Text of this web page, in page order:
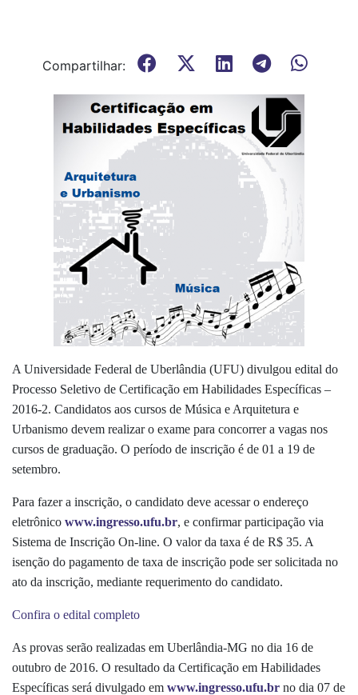
Compartilhar:
A Universidade Federal de Uberlândia (UFU) divulgou edital do
Processo Seletivo de Certificação em Habilidades Específicas –
2016-2. Candidatos aos cursos de Música e Arquitetura e
Urbanismo devem realizar o exame para concorrer a vagas nos
cursos de graduação. O período de inscrição é de 01 a 19 de
setembro.
Para fazer a inscrição, o candidato deve acessar o endereço
eletrônico www.ingresso.ufu.br, e confirmar participação via
Sistema de Inscrição On-line. O valor da taxa é de R$ 35. A
isenção do pagamento de taxa de inscrição pode ser solicitada no
ato da inscrição, mediante requerimento do candidato.
Confira o edital completo
As provas serão realizadas em Uberlândia-MG no dia 16 de
outubro de 2016. O resultado da Certificação em Habilidades
Específicas será divulgado em www.ingresso.ufu.br no dia 07 de